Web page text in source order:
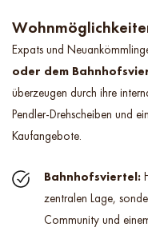
Expats und
oder dem
überzeugen durch ihre
Pendler-Drehscheiben und
Kaufangebote.
Bahnhofsviertel:
zentralen Lage,
Community und